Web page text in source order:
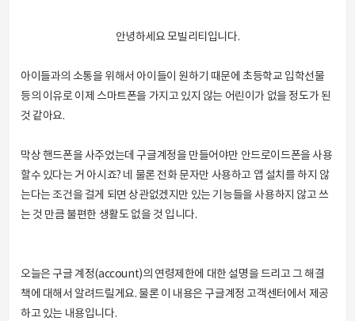
안녕하세요 모빌리티입니다.
아이들과의 소통을 위해서 아이들이 원하기 때문에 초등학교 입학선물
등의 이유로 이제 스마트폰을 가지고 있지 않는 어린이가 없을 정도가 된
것 같아요.
막상 핸드폰을 사주었는데 구글계정을 만들어야만 안드로이드폰을 사용
할수 있다는 거 아시죠? 네 물론 전화 문자만 사용하고 앱 설치를 하지 않
는다는 조건을 걸게 되면 상관없겠지만 있는 기능들을 사용하지 않고 쓰
는 것 만큼 불편한 생활도 없을 것 입니다.
오늘은 구글 계정(account)의 연령제한에 대한 설명을 드리고 그 해결
책에 대해서 알려드릴게요. 물론 이 내용은 구글계정 고객센터에서 제공
하고 있는 내용입니다.